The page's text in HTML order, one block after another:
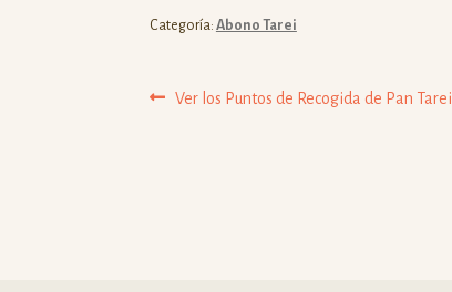
Categoría: Abono Tarei
Navegación
Anterior:
Ver los Puntos de Recogida de Pan Tarei